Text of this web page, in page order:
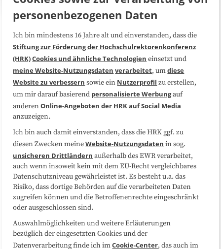
Über uns FAQ
Medienarbeit Kooperationen
Datenschutzerklärung Impressum
Sitemap
Folgen Sie uns
personenbezogenen Daten
Ich bin mindestens 16 Jahre alt und einverstanden, dass die
Stiftung zur Förderung der Hochschulrektorenkonferenz
(HRK)Cookies und ähnliche Technologien einsetzt und
meine Website-Nutzungsdaten verarbeitet, umdiese
Website zu verbessern sowie ein Nutzerprofil zu erstellen,
um mir darauf basierend personalisierte Werbungauf
anderenOnline-Angeboten der HRK auf Social Media
anzuzeigen.
Ich bin auch damit einverstanden, dass die HRK ggf. zu
diesen Zwecken meineWebsite-Nutzungsdaten in sog.
unsicheren Drittländern außerhalb des EWR verarbeitet,
auch wenn insoweit kein mit dem EU-Recht vergleichbares
Datenschutzniveau gewährleistet ist. Es besteht u.a. das
Risiko, dass dortige Behörden auf die verarbeiteten Daten
zugreifen können und die Betroffenenrechte eingeschränkt
oder ausgeschlossen sind.
Auswahlmöglichkeiten und weitere Erläuterungen
bezüglich der eingesetzten Cookies und der
Datenverarbeitung finde ich imCookie-Center, das auch im